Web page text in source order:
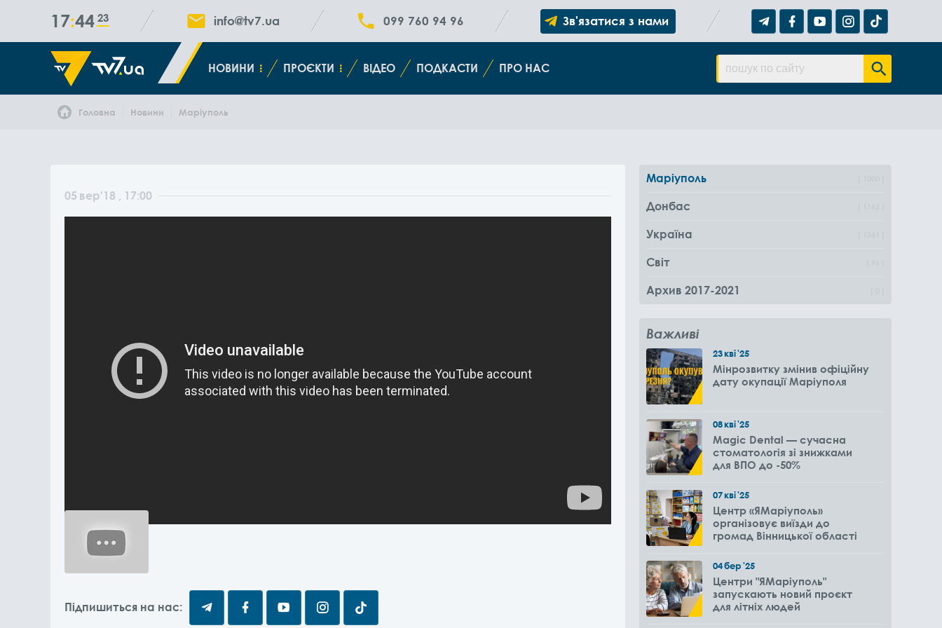
17 44 24 info@tv7.ua 099 760 94 96 Зв'язатися з нами
НОВИНИ ПРОЄКТИ ВІДЕО ПОДКАСТИ ПРО НАС
Головна Новини Маріуполь
05 вер'18 , 17:00
Підпишиться на нас:
Маріуполь
Донбас
Україна
Світ
Архив 2017-2021
Важливі
23кві'25
Мінрозвитку змінив офіційну
дату окупації Маріуполя
08кві'25
Magic Dental — сучасна
стоматологія зі знижками
для ВПО до -50%
07кві'25
Центр «ЯМаріуполь»
організовує виїзди до
громад Вінницької області
04бер'25
Центри "ЯМаріуполь"
запускають новий проєкт
для літніх людей